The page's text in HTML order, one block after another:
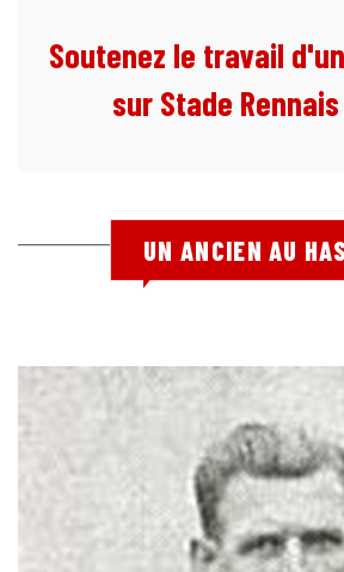
Soutenez le travail
sur Stade
UN ANCIEN AU